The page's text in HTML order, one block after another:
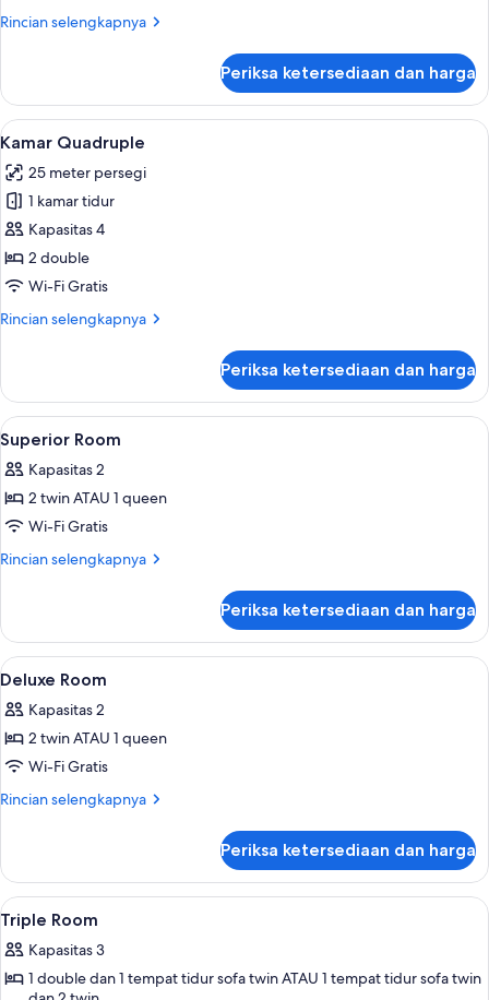
tidur
Rincian selengkapnya
Rincian
Suite
Deluks,
1
tidur
Periksa ketersediaan dan harga
Lihat
semua
foto
untuk
Kamar
Quadruple
Seprai premium, selimut bulu
5
Kamar Quadruple
25 meter persegi
1 kamar tidur
Kapasitas 4
2 double
Wi-Fi Gratis
Rincian selengkapnya
Rincian
Kamar
Quadruple
Periksa ketersediaan dan harga
Lihat
semua
foto
untuk
Superior
Room
Smart TV, buku, dan peralatan stereo
3
Superior Room
Kapasitas 2
2 twin ATAU 1 queen
Wi-Fi Gratis
Rincian selengkapnya
Rincian
Superior
Room
Periksa ketersediaan dan harga
Lihat
semua
foto
untuk
Deluxe
Room
Seprai premium, selimut bulu
8
Deluxe Room
Kapasitas 2
2 twin ATAU 1 queen
Wi-Fi Gratis
Rincian selengkapnya
Rincian
Deluxe
Room
Periksa ketersediaan dan harga
Lihat
semua
foto
untuk
Seprai premium, selimut bulu
6
Triple Room
Kapasitas 3
1 double dan 1 tempat tidur sofa twin ATAU 1 tempat tidur sofa twin